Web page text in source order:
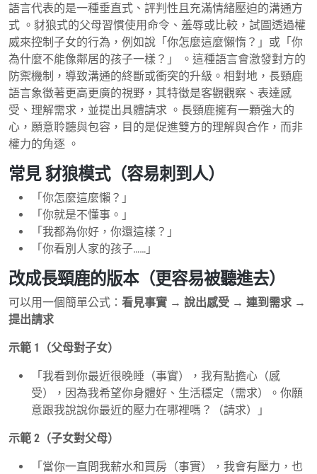
語言代表的是一種垂直式、評判性且充滿情緒壓迫的溝通方
式 。豺狼式的父母習慣使用命令、羞辱或比較，試圖透過權
威來控制子女的行為，例如說「你怎麼這麼懶惰？」或「你
為什麼不能像鄰居的孩子一樣？」 。這種語言會激發對方的
防禦機制，導致溝通的終斷或衝突的升級。相對地，長頸鹿
語言象徵著更高更廣的視野，其特徵是客觀觀察、表達感
受、理解需求，並提出具體請求 。長頸鹿擁有一顆強大的
心，願意聆聽與包容，目的是促進雙方的理解與合作，而非
權力的角逐 。
常見 豺狼模式（容易刺到人）
「你怎麼這麼懶？」
「你就是不懂事。」
「我都為你好，你還這樣？」
「你看別人家的孩子……」
改成長頸鹿的版本（更容易被聽進去）
可以用一個簡單公式： 看見事實 → 說出感受 → 連到需求 →
提出請求
示範 1（父母對子女）
「我看到你最近很晚睡（事實），我有點擔心（感
受），因為我希望你身體好、生活穩定（需求）。你願
意跟我說說你最近的壓力在哪裡嗎？（請求）」
示範 2（子女對父母）
「當你一直問我薪水和買房（事實），我會有壓力，也